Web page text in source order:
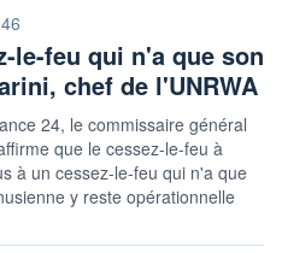
le-feu qui n'a que son
chef de l'UNRWA
24, le commissaire général
que le cessez-le-feu à
à un cessez-le-feu qui n'a que
y reste opérationnelle